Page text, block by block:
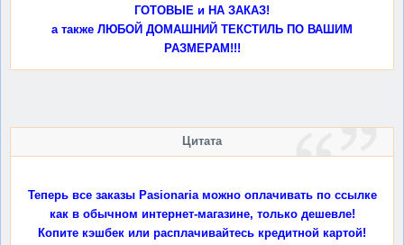
ГОТОВЫЕ и НА ЗАКАЗ!
а также ЛЮБОЙ ДОМАШНИЙ ТЕКСТИЛЬ ПО ВАШИМ
РАЗМЕРАМ!!!
Цитата
Теперь все заказы Pasionaria можно оплачивать по ссылке
как в обычном интернет-магазине, только дешевле!
Копите кэшбек или расплачивайтесь кредитной картой!